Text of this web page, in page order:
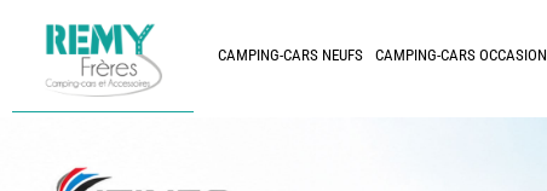
CAMPING-CARS NEUFS CAMPING-CARS OCCASION